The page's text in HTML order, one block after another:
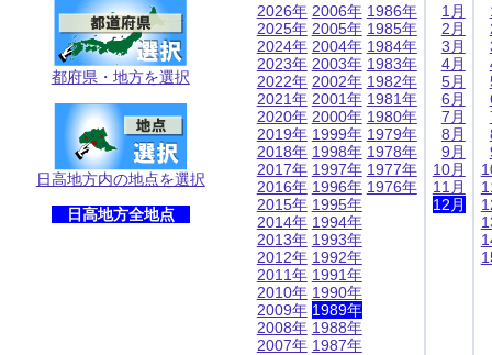
都府県・地方を選択
日高地方内の地点を選択
日高地方全地点
2026年
2025年
2024年
2023年
2022年
2021年
2020年
2019年
2018年
2017年
2016年
2015年
2014年
2013年
2012年
2011年
2010年
2009年
2008年
2007年
2006年
2005年
2004年
2003年
2002年
2001年
2000年
1999年
1998年
1997年
1996年
1995年
1994年
1993年
1992年
1991年
1990年
1989年
1988年
1987年
1986年
1985年
1984年
1983年
1982年
1981年
1980年
1979年
1978年
1977年
1976年
1月
2月
3月
4月
5月
6月
7月
8月
9月
10月
11月
12月